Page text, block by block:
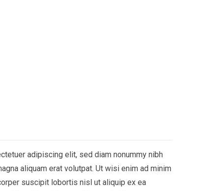
adipiscing elit, sed diam nonummy nibh
aliquam erat volutpat. Ut wisi enim ad minim
suscipit lobortis nisl ut aliquip ex ea